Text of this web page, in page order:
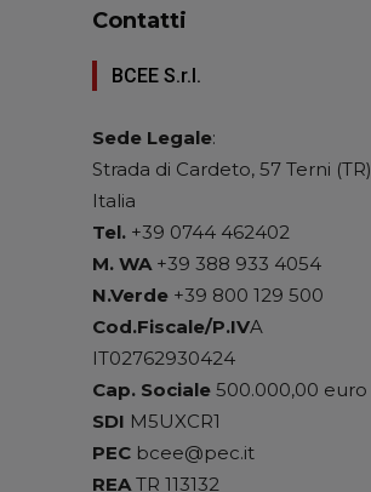
Contatti
BCEE S.r.l.
Sede Legale:
Strada di Cardeto, 57 Terni (TR)
Italia
Tel. +39 0744 462402
M. WA+39 388 933 4054
N.Verde +39 800 129 500
Cod.Fiscale/P.IVA
IT02762930424
Cap. Sociale 500.000,00 euro
SDI M5UXCR1
PEC bcee@pec.it
REATR 113132